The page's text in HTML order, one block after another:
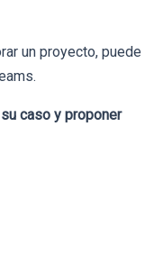
un proyecto, puede
caso y proponer